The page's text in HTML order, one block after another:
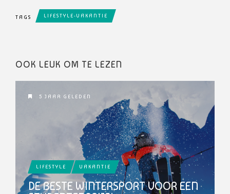
TAGS LIFESTYLE-VAKANTIE
OOK LEUK OM TE LEZEN
5 JAAR GELEDEN
LIFESTYLE VAKANTIE
DE BESTE WINTERSPORT VOOR EEN